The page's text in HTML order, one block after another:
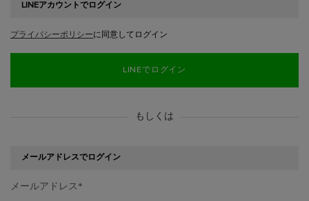
LINEアカウントでログイン
プライバシーポリシーに同意してログイン
LINEでログイン
もしくは
メールアドレスでログイン
メールアドレス *